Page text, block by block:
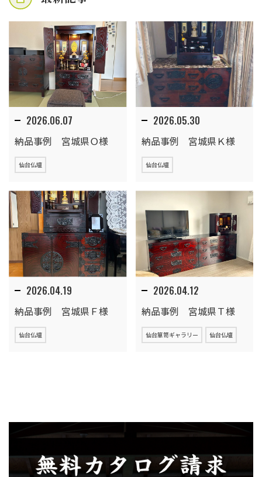
2026.06.07
納品事例 宮城県Ｏ様
仙台仏壇
2026.05.30
納品事例 宮城県Ｋ様
仙台仏壇
2026.04.19
納品事例 宮城県Ｆ様
仙台仏壇
2026.04.12
納品事例 宮城県Ｔ様
仙台箪笥ギャラリー 仙台仏壇